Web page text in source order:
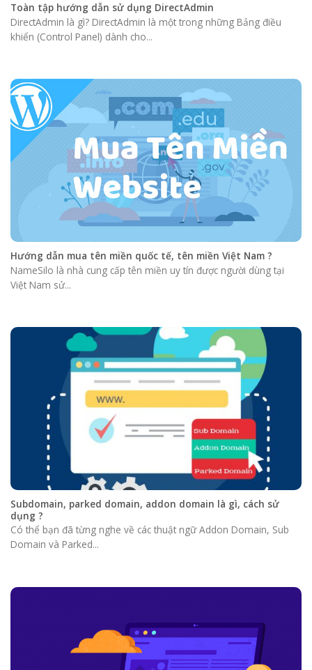
Toàn tập hướng dẫn sử dụng DirectAdmin
DirectAdmin là gì? DirectAdmin là một trong những Bảng điều
khiển (Control Panel) dành cho...
Hướng dẫn mua tên miền quốc tế, tên miền Việt Nam ?
NameSilo là nhà cung cấp tên miền uy tín được người dùng tại
Việt Nam sử...
Subdomain, parked domain, addon domain là gì, cách sử
dụng ?
Có thể bạn đã từng nghe về các thuật ngữ Addon Domain, Sub
Domain và Parked...